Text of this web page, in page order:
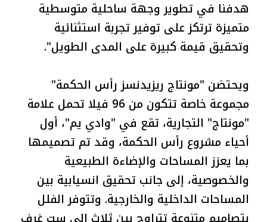
هدفنا في تطوير وجهة ساحلية متوسطية
متميزة ترتكز على توفير تجربة استثنائية
وتحقيق قيمة كبيرة على المدى الطويل".
ويحتضن "مونتاج ريزيدنسز رأس الحكمة"
مجموعة خاصة تتكون من 96 فيلا تحمل علامة
"مونتاج" التجارية، تقع في "وادي يم"، أول
أحياء مشروع رأس الحكمة، وقد تم تصميمها
بما يعزز المساحات والإضاءة الطبيعية
والخصوصية، إلى جانب تحقيق انسيابية بين
المساحات الداخلية والخارجية. وتتوفر الفلل